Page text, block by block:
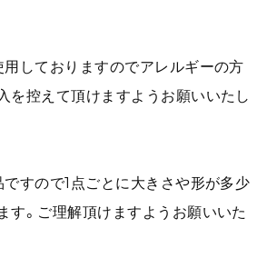
しておりますのでアレルギーの方
を控えて頂けますようお願いいたし
すので1点ごとに大きさや形が多少
す。ご理解頂けますようお願いいた